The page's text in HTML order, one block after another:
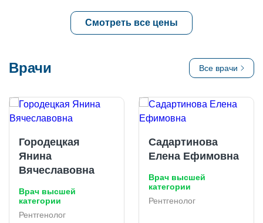
Смотреть все цены
Врачи Все врачи
Городецкая
Янина
Вячеславовна
Врач высшей
категории
Рентгенолог
Садартинова
Елена Ефимовна
Врач высшей
категории
Рентгенолог